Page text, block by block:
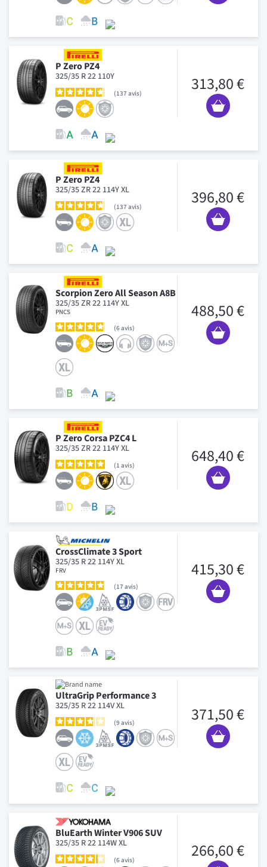
P Zero PZ4
325/35 R 22 110Y
137 avis 313,80 €
P Zero PZ4
325/35 ZR 22 114Y XL
137 avis 396,80 €
Scorpion Zero All Season A8B
325/35 ZR 22 114Y XL
PNCS
6avis
488,50 €
P Zero Corsa PZC4 L
325/35 ZR 22 114Y XL
1 avis 648,40 €
CrossClimate 3 Sport
325/35 R 22 114Y XL
FRV
17 avis
415,30 €
UltraGrip Performance 3
325/35 R 22 114V XL
9 avis 371,50 €
BluEarth Winter V906 SUV
325/35 R 22 114W XL
6avis 266,60 €